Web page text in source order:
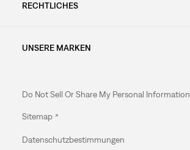
RECHTLICHES
UNSERE MARKEN
Do Not Sell Or Share My Personal Information
Sitemap
Datenschutzbestimmungen